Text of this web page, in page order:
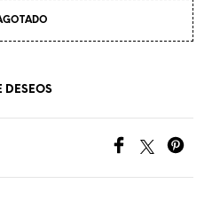
DESEOS